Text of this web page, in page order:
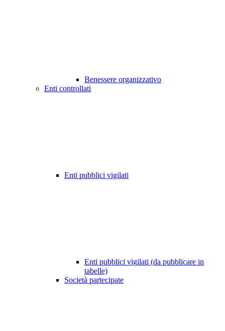
Benessere organizzativo
Enti controllati
Enti pubblici vigilati
Enti pubblici vigilati (da pubblicare in
tabelle)
Società partecipate